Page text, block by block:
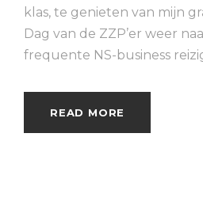
klas, te genieten van mijn
Dag van de ZZP’er weer
frequente NS-business
READ MORE